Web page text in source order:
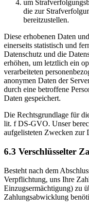
um
die zur
bereitzustellen.
Diese erhobenen Daten
einerseits statistisch und
Datenschutz und die
erhöhen, um letztlich ein
verarbeiteten
anonymen Daten der
durch eine betroffene
Daten gespeichert.
Die Rechtsgrundlage für
lit. f DS-GVO. Unser
aufgelisteten Zwecken zur
6.3 Verschlüsselter
Besteht nach dem
Verpflichtung, uns Ihre
Einzugsermächtigung) zu
Zahlungsabwicklung